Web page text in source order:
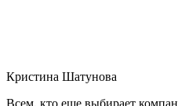
Кристина Шатунова
Всем, кто еще выбирает